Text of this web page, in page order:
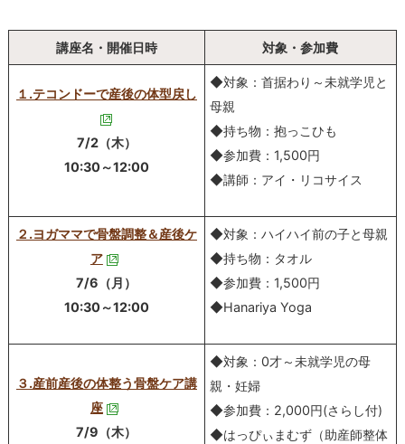
講座名・開催日時 対象・参加費
１.テコンドーで産後の体型戻し
7/2（木）
10:30～12:00
◆対象：首据わり～未就学児と
母親
◆持ち物：抱っこひも
◆参加費：1,500円
◆講師：アイ・リコサイス
２.ヨガママで骨盤調整＆産後ケ
ア
7/6（月）
10:30～12:00
◆対象：ハイハイ前の子と母親
◆持ち物：タオル
◆参加費：1,500円
◆Hanariya Yoga
３.産前産後の体整う骨盤ケア講
座
7/9（木）
◆対象：0才～未就学児の母
親・妊婦
◆参加費：2,000円(さらし付)
◆はっぴぃまむず（助産師整体